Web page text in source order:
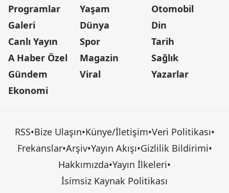
Programlar
Galeri
Canlı Yayın
A Haber Özel
Gündem
Ekonomi
Yaşam
Dünya
Spor
Magazin
Viral
Otomobil
Din
Tarih
Sağlık
Yazarlar
RSS•Bize Ulaşın•Künye/İletişim•Veri Politikası•
Frekanslar•Arşiv•Yayın Akışı•Gizlilik Bildirimi•
Hakkımızda•Yayın İlkeleri•
İsimsiz Kaynak Politikası